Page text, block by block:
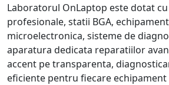
Laboratorul OnLaptop este dotat
profesionale, statii BGA,
microelectronica, sisteme de
aparatura dedicata reparatiilor
accent pe transparenta,
eficiente pentru fiecare